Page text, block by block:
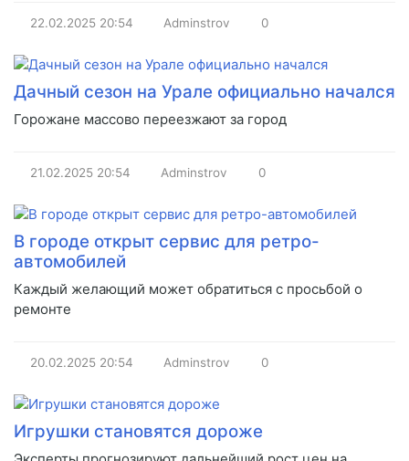
22.02.2025 20:54 Adminstrov 0
Дачный сезон на Урале официально начался
Горожане массово переезжают за город
21.02.2025 20:54 Adminstrov 0
В городе открыт сервис для ретро-
автомобилей
Каждый желающий может обратиться с просьбой о
ремонте
20.02.2025 20:54 Adminstrov 0
Игрушки становятся дороже